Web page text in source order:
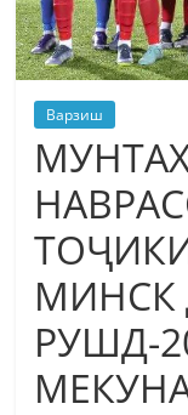
Варзиш
МИНСК
РУШД-